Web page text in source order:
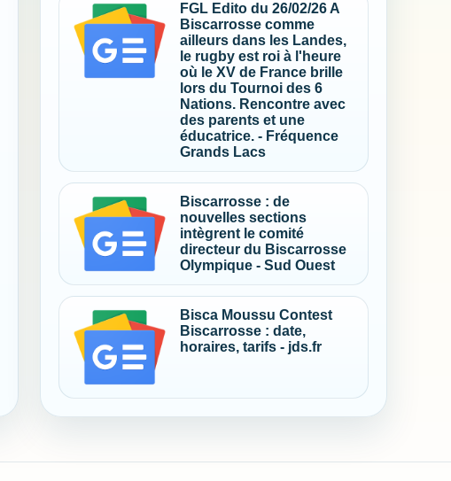
FGL Edito du 26/02/26 A
Biscarrosse comme
ailleurs dans les Landes,
le rugby est roi à l'heure
où le XV de France brille
lors du Tournoi des 6
Nations. Rencontre avec
des parents et une
éducatrice. - Fréquence
Grands Lacs
Biscarrosse : de
nouvelles sections
intègrent le comité
directeur du Biscarrosse
Olympique - Sud Ouest
Bisca Moussu Contest
Biscarrosse : date,
horaires, tarifs - jds.fr